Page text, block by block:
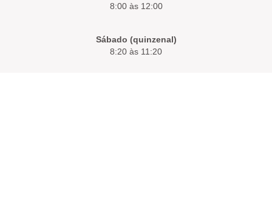
8:00 às 12:00
Sábado (quinzenal)
8:20 às 11:20